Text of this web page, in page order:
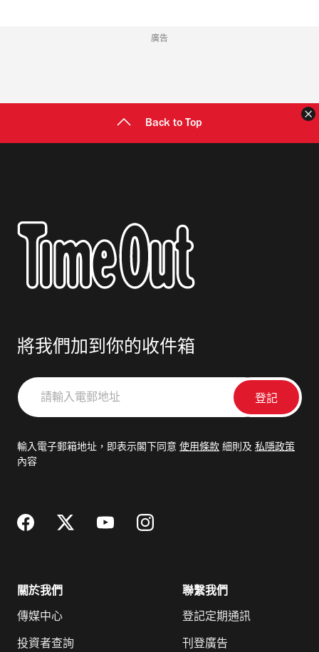
廣告
Back to Top
將我們加到你的收件箱
請
輸
郵
輸入電子郵箱地址，即表示閣下同意 使用條款 細則及 私隱政策
內容
關於我們
傳媒中心
投資者查詢
聯繫我們
登記定期通訊
刊登廣告